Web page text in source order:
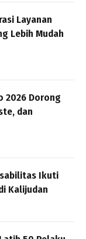
Layanan
Lebih Mudah
2026 Dorong
dan
Ikuti
Kalijudan